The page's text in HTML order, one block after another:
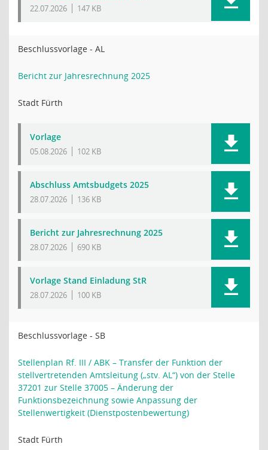
22.07.2026 147 KB
Beschlussvorlage - AL
Bericht zur Jahresrechnung 2025
Stadt Fürth
Vorlage
05.08.2026 102 KB
Abschluss Amtsbudgets 2025
28.07.2026 136 KB
Bericht zur Jahresrechnung 2025
28.07.2026 690 KB
Vorlage Stand Einladung StR
28.07.2026 100 KB
Beschlussvorlage - SB
Stellenplan Rf. III / ABK – Transfer der Funktion der
stellvertretenden Amtsleitung („stv. AL“) von der Stelle
37201 zur Stelle 37005 – Änderung der
Funktionsbezeichnung sowie Anpassung der
Stellenwertigkeit (Dienstpostenbewertung)
Stadt Fürth